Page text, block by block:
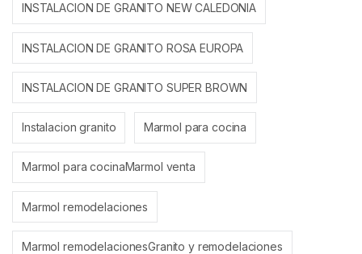
INSTALACION DE GRANITO NEW CALEDONIA
INSTALACION DE GRANITO ROSA EUROPA
INSTALACION DE GRANITO SUPER BROWN
Instalacion granito Marmol para cocina
Marmol para cocinaMarmol venta
Marmol remodelaciones
Marmol remodelacionesGranito y remodelaciones